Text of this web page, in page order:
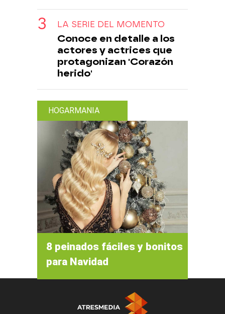
LA SERIE DEL MOMENTO
Conoce en detalle a los
actores y actrices que
protagonizan 'Corazón
herido'
HOGARMANIA
8 peinados fáciles y bonitos
para Navidad